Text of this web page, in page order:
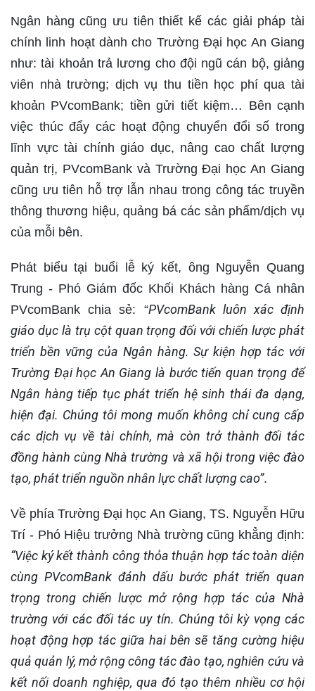
Ngân hàng cũng ưu tiên thiết kế các giải pháp tài
chính linh hoạt dành cho Trường Đại học An Giang
như: tài khoản trả lương cho đội ngũ cán bộ, giảng
viên nhà trường; dịch vụ thu tiền học phí qua tài
khoản PVcomBank; tiền gửi tiết kiệm… Bên cạnh
việc thúc đẩy các hoạt động chuyển đổi số trong
lĩnh vực tài chính giáo dục, nâng cao chất lượng
quản trị, PVcomBank và Trường Đại học An Giang
cũng ưu tiên hỗ trợ lẫn nhau trong công tác truyền
thông thương hiệu, quảng bá các sản phẩm/dịch vụ
của mỗi bên.
Phát biểu tại buổi lễ ký kết, ông Nguyễn Quang
Trung - Phó Giám đốc Khối Khách hàng Cá nhân
PVcomBank chia sẻ: “PVcomBank luôn xác định
giáo dục là trụ cột quan trọng đối với chiến lược phát
triển bền vững của Ngân hàng. Sự kiện hợp tác với
Trường Đại học An Giang là bước tiến quan trọng để
Ngân hàng tiếp tục phát triển hệ sinh thái đa dạng,
hiện đại. Chúng tôi mong muốn không chỉ cung cấp
các dịch vụ về tài chính, mà còn trở thành đối tác
đồng hành cùng Nhà trường và xã hội trong việc đào
tạo, phát triển nguồn nhân lực chất lượng cao”.
Về phía Trường Đại học An Giang, TS. Nguyễn Hữu
Trí - Phó Hiệu trưởng Nhà trường cũng khẳng định:
“Việc ký kết thành công thỏa thuận hợp tác toàn diện
cùng PVcomBank đánh dấu bước phát triển quan
trọng trong chiến lược mở rộng hợp tác của Nhà
trường với các đối tác uy tín. Chúng tôi kỳ vọng các
hoạt động hợp tác giữa hai bên sẽ tăng cường hiệu
quả quản lý, mở rộng công tác đào tạo, nghiên cứu và
kết nối doanh nghiệp, qua đó tạo thêm nhiều cơ hội